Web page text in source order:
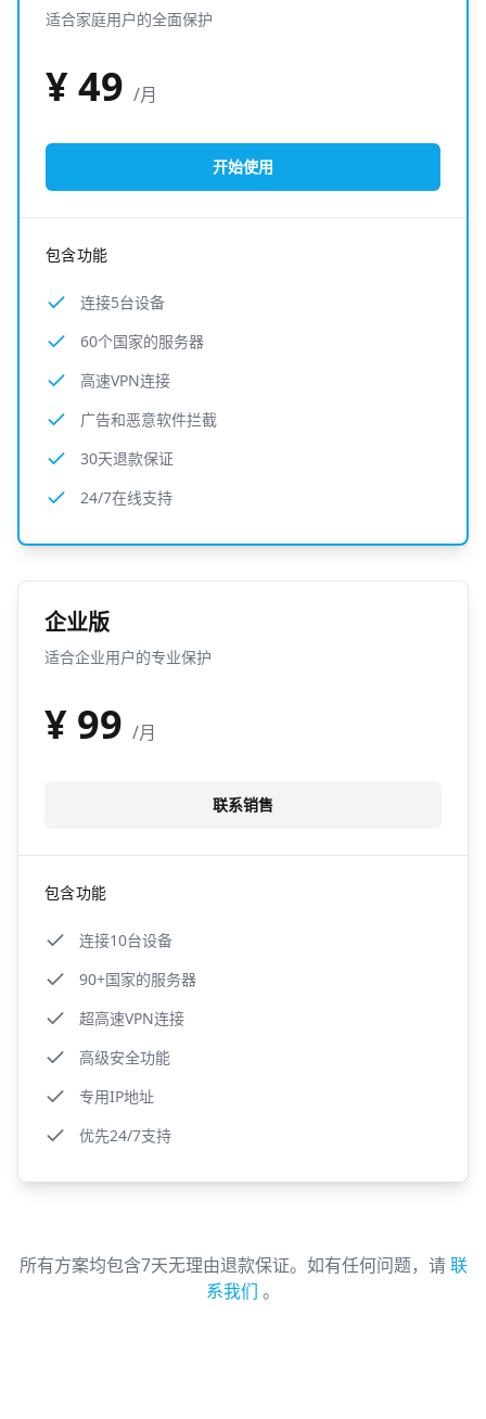
适合家庭用户的全面保护
¥49 /月
开始使用
包含功能
连接5台设备
60个国家的服务器
高速VPN连接
广告和恶意软件拦截
30天退款保证
24/7在线支持
企业版
适合企业用户的专业保护
¥ 99 /月
联系销售
包含功能
连接10台设备
90+国家的服务器
超高速VPN连接
高级安全功能
专用IP地址
优先24/7支持
所有方案均包含7天无理由退款保证。如有任何问题，请联
系我们 。